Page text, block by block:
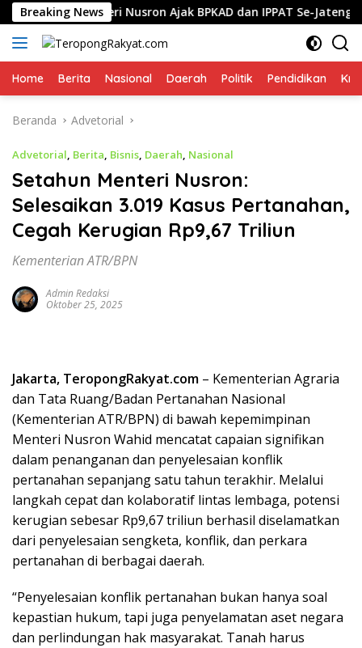
Langsung
ke
konten
Breaking News
Menteri Nusron Ajak BPKAD dan IPPAT Se-Jateng
Home Berita Nasional Daerah Politik Pendidikan
Beranda Advetorial
Advetorial, Berita, Bisnis, Daerah, Nasional
Setahun Menteri Nusron:
Selesaikan 3.019 Kasus Pertanahan,
Cegah Kerugian Rp9,67 Triliun
Kementerian ATR/BPN
Admin Redaksi
Oktober 25, 2025
Jakarta, TeropongRakyat.com – Kementerian Agraria
dan Tata Ruang/Badan Pertanahan Nasional
(Kementerian ATR/BPN) di bawah kepemimpinan
Menteri Nusron Wahid mencatat capaian signifikan
dalam penanganan dan penyelesaian konflik
pertanahan sepanjang satu tahun terakhir. Melalui
langkah cepat dan kolaboratif lintas lembaga, potensi
kerugian sebesar Rp9,67 triliun berhasil diselamatkan
dari penyelesaian sengketa, konflik, dan perkara
pertanahan di berbagai daerah.
“Penyelesaian konflik pertanahan bukan hanya soal
kepastian hukum, tapi juga penyelamatan aset negara
dan perlindungan hak masyarakat. Tanah harus